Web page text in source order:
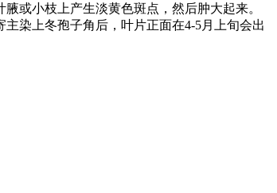
或小枝上产生淡黄色斑点，然后肿大起来。
染上冬孢子角后，叶片正面在4-5月上旬会出